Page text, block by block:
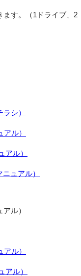
ます。（1ドライブ、2
シ）
ル）
アル）
ュアル）
ル）
ル）
アル）